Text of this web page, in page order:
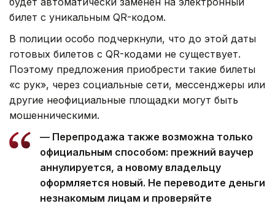
билет с уникальным QR-кодом.
В полиции особо подчеркнули, что до этой даты
готовых билетов с QR-кодами не существует.
Поэтому предложения приобрести такие билеты
«с рук», через социальные сети, мессенджеры или
другие неофициальные площадки могут быть
мошенническими.
— Перепродажа также возможна только
официальным способом: прежний ваучер
аннулируется, а новому владельцу
оформляется новый. Не переводите деньги
незнакомым лицам и проверяйте